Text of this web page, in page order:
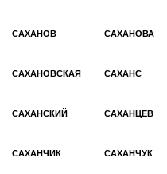
САХАНОВ САХАНОВА
САХАНОВСКАЯ САХАНС
САХАНСКИЙ САХАНЦЕВ
САХАНЧИК САХАНЧУК